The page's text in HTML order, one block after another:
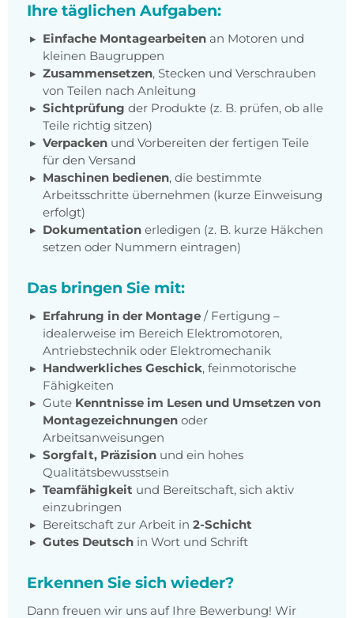
Ihre täglichen Aufgaben:
Einfache Montagearbeiten an Motoren und
kleinen Baugruppen
Zusammensetzen, Stecken und Verschrauben
von Teilen nach Anleitung
Sichtprüfung der Produkte (z. B. prüfen, ob alle
Teile richtig sitzen)
Verpacken und Vorbereiten der fertigen Teile
für den Versand
Maschinen bedienen, die bestimmte
Arbeitsschritte übernehmen (kurze Einweisung
erfolgt)
Dokumentation erledigen (z. B. kurze Häkchen
setzen oder Nummern eintragen)
Das bringen Sie mit:
Erfahrung in der Montage / Fertigung –
idealerweise im Bereich Elektromotoren,
Antriebstechnik oder Elektromechanik
Handwerkliches Geschick, feinmotorische
Fähigkeiten
Gute Kenntnisse im Lesen und Umsetzen von
Montagezeichnungen oder
Arbeitsanweisungen
Sorgfalt, Präzision und ein hohes
Qualitätsbewusstsein
Teamfähigkeit und Bereitschaft, sich aktiv
einzubringen
Bereitschaft zur Arbeit in 2-Schicht
Gutes Deutsch in Wort und Schrift
Erkennen Sie sich wieder?
Dann freuen wir uns auf Ihre Bewerbung! Wir